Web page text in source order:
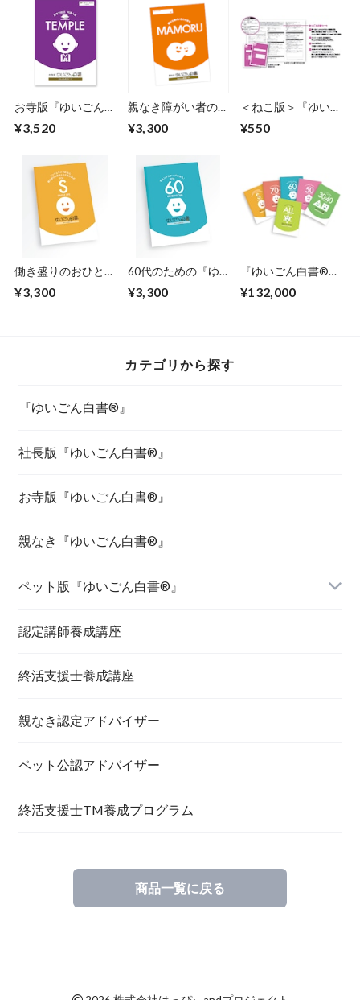
お寺版『ゆいごん白
¥3,520
親なき障がい者の未
いごん白書』
¥3,300
＜ねこ版＞『ゆいご
の方のための追加シ
¥550
働き盛りのおひとり
ん白書®』
¥3,300
60代のための『ゆ
¥3,300
『ゆいごん白書®』
座(zoomあり）
¥132,000
カテゴリから探す
『ゆいごん白書®』
社長版『ゆいごん白書®』
お寺版『ゆいごん白書®』
親なき『ゆいごん白書®』
ペット版『ゆいごん白書®』
認定講師養成講座
終活支援士養成講座
親なき認定アドバイザー
ペット公認アドバイザー
終活支援士TM養成プログラム
商品一覧に戻る